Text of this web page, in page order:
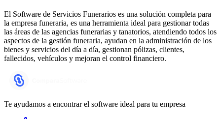
El Software de Servicios Funerarios es una solución completa para
la empresa funeraria, es una herramienta ideal para gestionar todas
las áreas de las agencias funerarias y tanatorios, atendiendo todos los
aspectos de la gestión funeraria, ayudan en la administración de los
bienes y servicios del día a día, gestionan pólizas, clientes,
fallecidos, vehículos y mejoran el control financiero.
Te ayudamos a encontrar el software ideal para tu empresa